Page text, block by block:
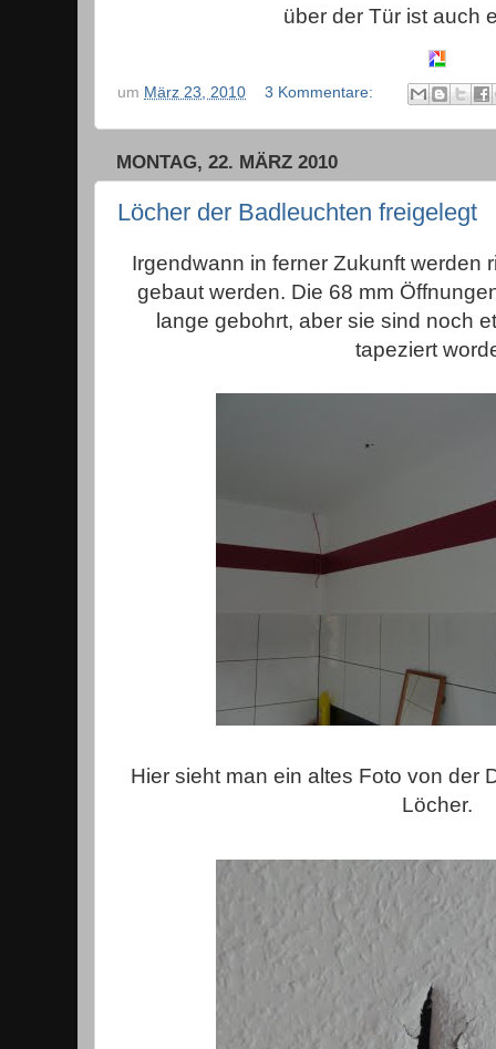
über der Tür ist auch
um März 23, 2010 3 Kommentare:
MONTAG, 22. MÄRZ 2010
Löcher der Badleuchten freigelegt
Irgendwann in ferner Zukunft werden
gebaut werden. Die 68 mm
lange gebohrt, aber sie sind noch
tapeziert
Hier sieht man ein altes Foto von der
Löcher.